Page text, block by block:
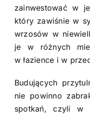
zainwestować w
który zawiśnie w
wrzosów w
je w różnych
w łazience i w
Budujących
nie powinno
spotkań, czyli w